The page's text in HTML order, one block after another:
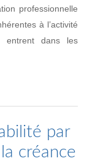
professionnelle
à l’activité
entrent dans les
par
créance